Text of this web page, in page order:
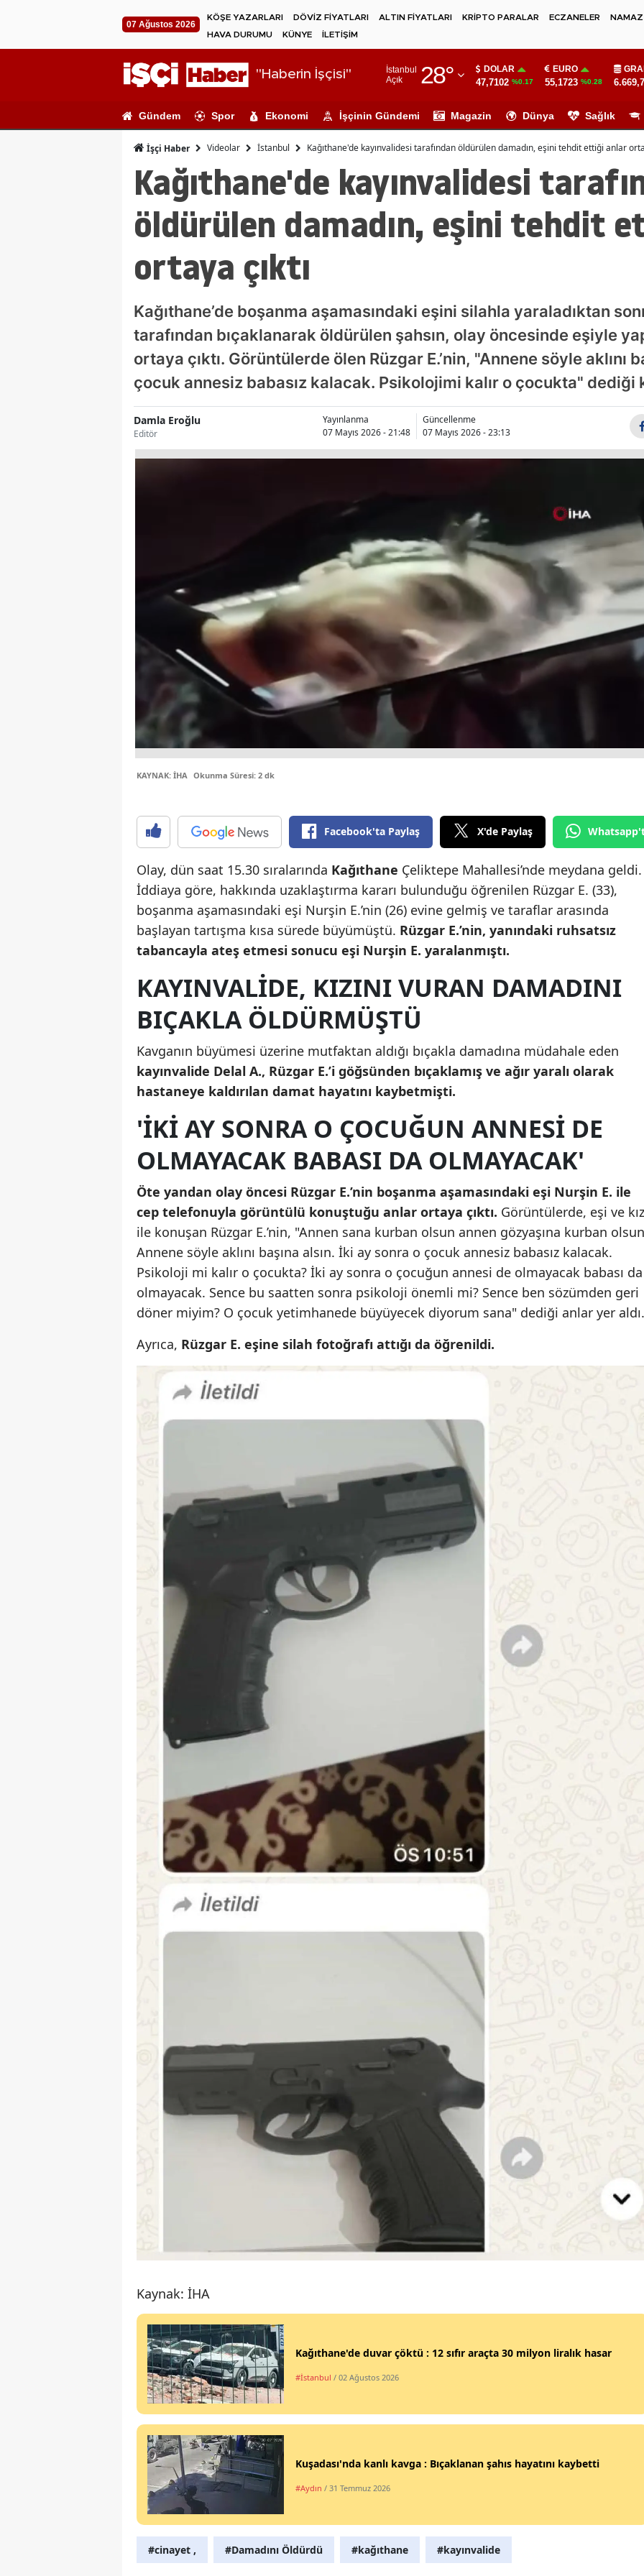
07 Ağustos 2026
KÖŞE YAZARLARI DÖVİZ FİYATLARI ALTIN FİYATLARI KRİPTO PARALAR ECZANELER
NAMAZ
HAVA DURUMU
KÜNYE İLETİŞİM
"Haberin İşçisi"
İstanbul
Açık
28°
Adıyaman
Ağrı
Ankara
Antalya
Balıkesir
Bilecik
Bingöl
Bolu
Burdur
Çankırı
Çorum
Diyarbakır
Edirne
Erzincan
Erzurum
Giresun
Gümüşhane
Hakkari
Hatay
Isparta
Mersin
İstanbul
İzmir
Kars
Kastamonu
Kayseri
Kırklareli
Kırşehir
Kocaeli
Konya
Kütahya
Malatya
Manisa
Kahramanmaraş
Muğla
Nevşehir
Ordu
Tekirdağ
Tokat
Trabzon
Tunceli
Şanlıurfa
Van
Bayburt
Kırıkkale
Iğdır
Karabük
DOLAR
47,7102 %0.17
EURO
55,1723 %0.28
Gündem Spor Ekonomi İşçinin Gündemi Magazin Dünya Sağlık
İşçi Haber Videolar İstanbul Kağıthane'de kayınvalidesi tarafından öldürülen damadın, eşini tehdit ettiği anlar
Kağıthane'de kayınvalidesi
öldürülen damadın, eşini tehdit
ortaya çıktı
Kağıthane’de boşanma aşamasındaki eşini silahla yaraladıktan
tarafından bıçaklanarak öldürülen şahsın, olay öncesinde eşiyle
ortaya çıktı. Görüntülerde ölen Rüzgar E.’nin, "Annene söyle aklını
çocuk annesiz babasız kalacak. Psikolojimi kalır o çocukta" dediği
Damla Eroğlu
Editör
Yayınlanma
07 Mayıs 2026 - 21:48
Güncellenme
07 Mayıs 2026 - 23:13
KAYNAK: İHA Okunma Süresi: 2 dk
Facebook'ta Paylaş X'de Paylaş
Olay, dün saat 15.30 sıralarında Kağıthane Çeliktepe Mahallesi’nde meydana geldi.
İddiaya göre, hakkında uzaklaştırma kararı bulunduğu öğrenilen Rüzgar E. (33),
boşanma aşamasındaki eşi Nurşin E.’nin (26) evine gelmiş ve taraflar arasında
başlayan tartışma kısa sürede büyümüştü. Rüzgar E.’nin, yanındaki ruhsatsız
tabancayla ateş etmesi sonucu eşi Nurşin E. yaralanmıştı.
KAYINVALİDE, KIZINI VURAN DAMADINI
BIÇAKLA ÖLDÜRMÜŞTÜ
Kavganın büyümesi üzerine mutfaktan aldığı bıçakla damadına müdahale eden
kayınvalide Delal A., Rüzgar E.’i göğsünden bıçaklamış ve ağır yaralı olarak
hastaneye kaldırılan damat hayatını kaybetmişti.
'İKI AY SONRA O ÇOCUĞUN ANNESI DE
OLMAYACAK BABASI DA OLMAYACAK'
Öte yandan olay öncesi Rüzgar E.’nin boşanma aşamasındaki eşi Nurşin E. ile
cep telefonuyla görüntülü konuştuğu anlar ortaya çıktı. Görüntülerde, eşi ve
ile konuşan Rüzgar E.’nin, "Annen sana kurban olsun annen gözyaşına kurban
Annene söyle aklını başına alsın. İki ay sonra o çocuk annesiz babasız kalacak.
Psikoloji mi kalır o çocukta? İki ay sonra o çocuğun annesi de olmayacak babası da
olmayacak. Sence bu saatten sonra psikoloji önemli mi? Sence ben sözümden geri
döner miyim? O çocuk yetimhanede büyüyecek diyorum sana" dediği anlar yer aldı.
Ayrıca, Rüzgar E. eşine silah fotoğrafı attığı da öğrenildi.
Kaynak: İHA
Kağıthane'de duvar çöktü : 12 sıfır araçta 30 milyon liralık hasar
#İstanbul / 02 Ağustos 2026
Kuşadası'nda kanlı kavga : Bıçaklanan şahıs hayatını kaybetti
#Aydın / 31 Temmuz 2026
#cinayet , #Damadını Öldürdü #kağıthane #kayınvalide